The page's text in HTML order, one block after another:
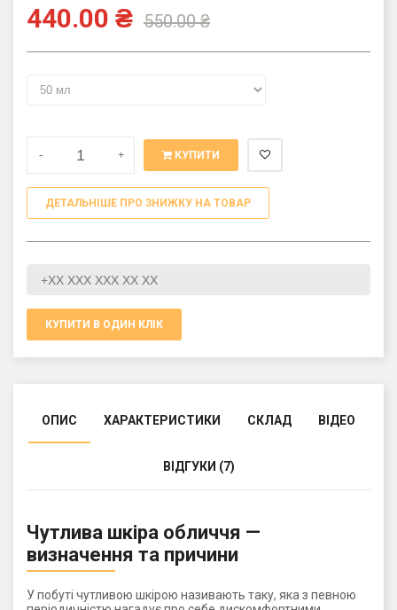
440.00 ₴ 550.00₴
- + КУПИТИ
ДЕТАЛЬНІШЕ ПРО ЗНИЖКУ НА ТОВАР
КУПИТИ В ОДИН КЛІК
ОПИС ХАРАКТЕРИСТИКИ СКЛАД ВІДЕО
ВІДГУКИ (7)
Чутлива шкіра обличчя —
визначення та причини
У побуті чутливою шкірою називають таку, яка з певною